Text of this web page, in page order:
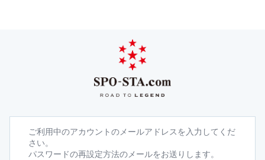
ご利用中のアカウントのメールアドレスを入力してくだ
さい。
パスワードの再設定方法のメールをお送りします。